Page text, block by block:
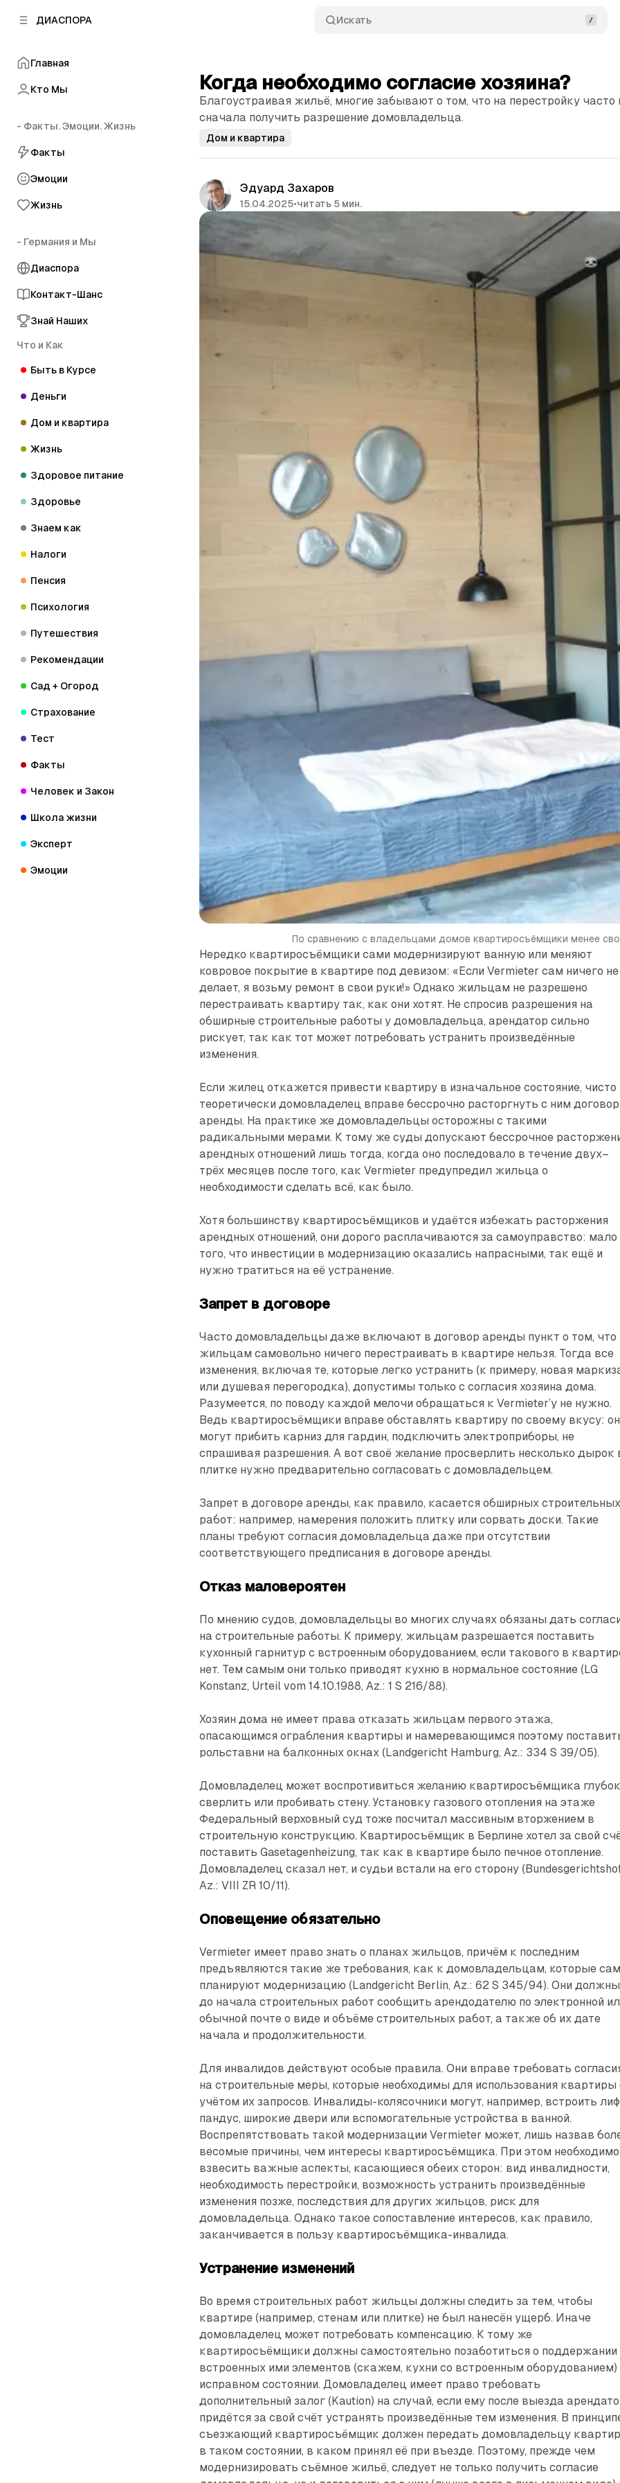
ДИАСПОРА Искать
Главная
Кто Мы
- Факты. Эмоции. Жизнь
Факты
Эмоции
Жизнь
- Германия и Мы
Диаспора
Контакт-Шанс
Знай Наших
Что и Как
Быть в Курсе
Деньги
Дом и квартира
Жизнь
Здоровое питание
Здоровье
Знаем как
Налоги
Пенсия
Психология
Путешествия
Рекомендации
Сад + Огород
Страхование
Тест
Факты
Человек и Закон
Школа жизни
Эксперт
Эмоции
Когда необходимо согласие хозяина?
Благоустраивая жильё, многие забывают о том, что на перестройку часто
сначала получить разрешение домовладельца.
Дом и квартира
Эдуард Захаров
15.04.2025•читать 5 мин.
По сравнению с владельцами домов квартиросъёмщики менее
Нередко квартиросъёмщики сами модернизируют ванную или меняют
ковровое покрытие в квартире под девизом: «Если Vermieter сам ничего не
делает, я возьму ремонт в свои руки!» Однако жильцам не разрешено
перестраивать квартиру так, как они хотят. Не спросив разрешения на
обширные строительные работы у домовладельца, арендатор сильно
рискует, так как тот может потребовать устранить произведённые
изменения.
Если жилец откажется привести квартиру в изначальное состояние, чисто
теоретически домовладелец вправе бессрочно расторгнуть с ним договор
аренды. На практике же домовладельцы осторожны с такими
радикальными мерами. К тому же суды допускают бессрочное
арендных отношений лишь тогда, когда оно последовало в течение двух–
трёх месяцев после того, как Vermieter предупредил жильца о
необходимости сделать всё, как было.
Хотя большинству квартиросъёмщиков и удаётся избежать расторжения
арендных отношений, они дорого расплачиваются за самоуправство: мало
того, что инвестиции в модернизацию оказались напрасными, так ещё и
нужно тратиться на её устранение.
Запрет в договоре
Часто домовладельцы даже включают в договор аренды пункт о том, что
жильцам самовольно ничего перестраивать в квартире нельзя. Тогда все
изменения, включая те, которые легко устранить (к примеру, новая
или душевая перегородка), допустимы только с согласия хозяина дома.
Разумеется, по поводу каждой мелочи обращаться к Vermieter’у не нужно.
Ведь квартиросъёмщики вправе обставлять квартиру по своему вкусу:
могут прибить карниз для гардин, подключить электроприборы, не
спрашивая разрешения. А вот своё желание просверлить несколько дырок
плитке нужно предварительно согласовать с домовладельцем.
Запрет в договоре аренды, как правило, касается обширных строительных
работ: например, намерения положить плитку или сорвать доски. Такие
планы требуют согласия домовладельца даже при отсутствии
соответствующего предписания в договоре аренды.
Отказ маловероятен
По мнению судов, домовладельцы во многих случаях обязаны дать
на строительные работы. К примеру, жильцам разрешается поставить
кухонный гарнитур с встроенным оборудованием, если такового в
нет. Тем самым они только приводят кухню в нормальное состояние (LG
Konstanz, Urteil vom 14.10.1988, Az.: 1 S 216/88).
Хозяин дома не имеет права отказать жильцам первого этажа,
опасающимся ограбления квартиры и намеревающимся поэтому
рольставни на балконных окнах (Landgericht Hamburg, Az.: 334 S 39/05).
Домовладелец может воспротивиться желанию квартиросъёмщика
сверлить или пробивать стену. Установку газового отопления на этаже
Федеральный верховный суд тоже посчитал массивным вторжением в
строительную конструкцию. Квартиросъёмщик в Берлине хотел за свой
поставить Gasetagenheizung, так как в квартире было печное отопление.
Домовладелец сказал нет, и судьи встали на его сторону
Az.: VIII ZR 10/11).
Оповещение обязательно
Vermieter имеет право знать о планах жильцов, причём к последним
предъявляются такие же требования, как к домовладельцам, которые
планируют модернизацию (Landgericht Berlin, Az.: 62 S 345/94). Они должны
до начала строительных работ сообщить арендодателю по электронной
обычной почте о виде и объёме строительных работ, а также об их дате
начала и продолжительности.
Для инвалидов действуют особые правила. Они вправе требовать
на строительные меры, которые необходимы для использования квартиры
учётом их запросов. Инвалиды-колясочники могут, например, встроить
пандус, широкие двери или вспомогательные устройства в ванной.
Воспрепятствовать такой модернизации Vermieter может, лишь назвав
весомые причины, чем интересы квартиросъёмщика. При этом необходимо
взвесить важные аспекты, касающиеся обеих сторон: вид инвалидности,
необходимость перестройки, возможность устранить произведённые
изменения позже, последствия для других жильцов, риск для
домовладельца. Однако такое сопоставление интересов, как правило,
заканчивается в пользу квартиросъёмщика-инвалида.
Устранение изменений
Во время строительных работ жильцы должны следить за тем, чтобы
квартире (например, стенам или плитке) не был нанесён ущерб. Иначе
домовладелец может потребовать компенсацию. К тому же
квартиросъёмщики должны самостоятельно позаботиться о поддержании
встроенных ими элементов (скажем, кухни со встроенным оборудованием)
исправном состоянии. Домовладелец имеет право требовать
дополнительный залог (Kaution) на случай, если ему после выезда
придётся за свой счёт устранять произведённые тем изменения. В
съезжающий квартиросъёмщик должен передать домовладельцу
в таком состоянии, в каком принял её при въезде. Поэтому, прежде чем
модернизировать съёмное жильё, следует не только получить согласие